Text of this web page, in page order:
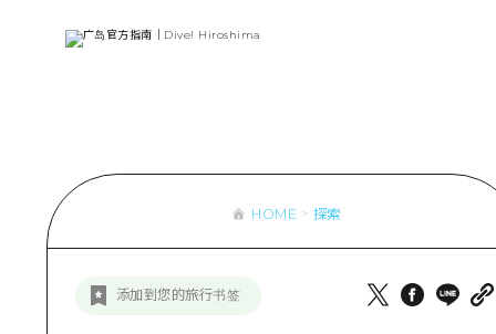
HOME 探索
添加到您的旅行书签